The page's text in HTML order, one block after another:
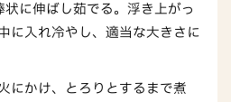
状に伸ばし茹でる。浮き上がっ
に入れ冷やし、適当な大きさに
にかけ、とろりとするまで煮